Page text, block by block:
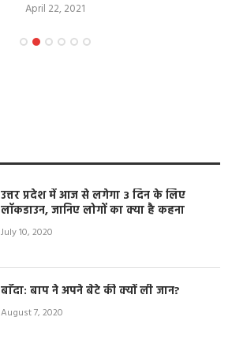
April 22, 2021
उत्तर प्रदेश में आज से लगेगा 3 दिन के लिए
लॉकडाउन, जानिए लोगों का क्या है कहना
July 10, 2020
बाँदा: बाप ने अपने बेटे की क्यों ली जान?
August 7, 2020